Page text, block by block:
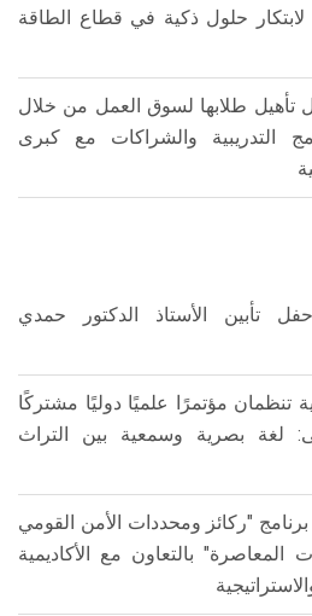
لابتكار حلول ذكية في قطاع الطاقة
طلابها لسوق العمل من خلال
التدريبية والشراكات مع كبرى
تأبين الأستاذ الدكتور حمدي
تنظمان مؤتمرًا علميًا دوليًا مشتركًا
لغة بصرية وسمعية بين التراث
"ركائز ومحددات الأمن القومي
بالتعاون مع الأكاديمية